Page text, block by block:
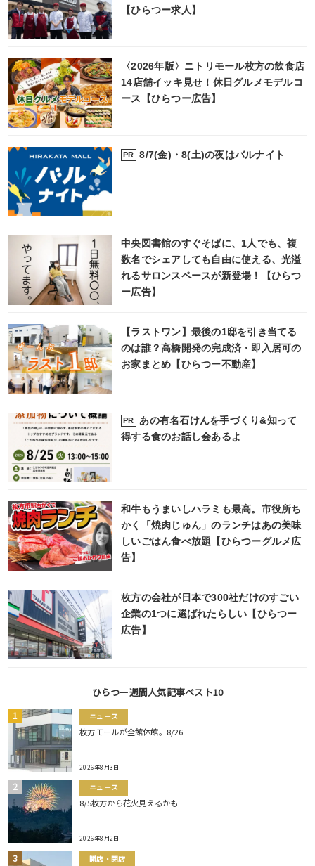
【ひらつー求人】
〈2026年版〉ニトリモール枚方の飲食店
14店舗イッキ見せ！休日グルメモデルコ
ース【ひらつー広告】
PR 8/7(金)・8(土)の夜はバルナイト
中央図書館のすぐそばに、1人でも、複
数名でシェアしても自由に使える、光溢
れるサロンスペースが新登場！【ひらつ
ー広告】
【ラストワン】最後の1邸を引き当てる
のは誰？高橋開発の完成済・即入居可の
お家まとめ【ひらつー不動産】
PR
あの有名石けんを手づくり&知って
得する食のお話し会あるよ
和牛もうまいしハラミも最高。市役所ち
かく「焼肉じゅん」のランチはあの美味
しいごはん食べ放題【ひらつーグルメ広
告】
枚方の会社が日本で300社だけのすごい
企業の1つに選ばれたらしい【ひらつー
広告】
ひらつー週間人気記事ベスト10
ニュース
枚方モールが全館休館。8/26
2026年8月3日
ニュース
8/5枚方から花火見えるかも
2026年8月2日
開店・閉店